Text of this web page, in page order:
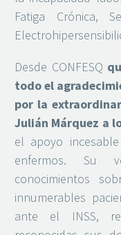
Fatiga Crónica,
Desde CONFESQ
todo el
por la
Julián Márquez a
el apoyo
enfermos. Su
conocimientos
innumerables
ante el INSS,